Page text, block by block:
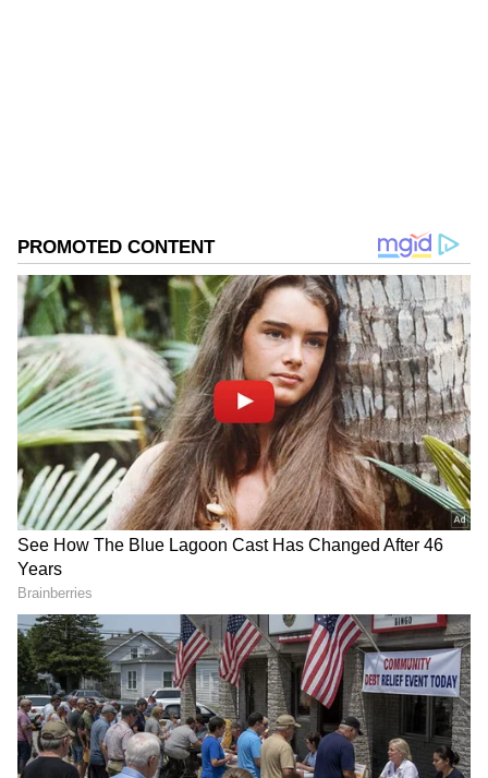
ಬಿಜೆಪಿ ಈಶ್ವರಪ್ಪ ಕೈಬಿಡಲ್ಲ, ಮುಂದೆ ಉನ್ನತ ಹುದ್ದೆ
ಸಿಗಲಿದೆ: ಕಾಶಿ ಪೀಠದ ಶ್ರೀಗಳು
DOWNLOAD APP
ಕರ್ನಾಟಕ, ಭಾರತ (India News) ಮತ್ತು ಜಗತ್ತಿನ
ಕ್ಷಣಕ್ಷಣದ ಕನ್ನಡ ಸುದ್ದಿ (Kannada News)
ಅಪ್ಡೇಟ್‌ಗಳಿಗಾಗಿ ಏಷ್ಯಾನೆಟ್ ಸುವರ್ಣ ನ್ಯೂಸ್‌ ಫಾಲೋ
ಮಾಡಿ. ಬ್ರೇಕಿಂಗ್ ಸುದ್ದಿ (Latest Kannada News
),